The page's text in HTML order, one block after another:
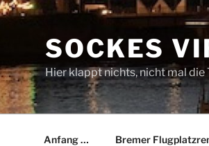
SOCKES
Hier klappt nichts, nicht mal die
Anfang … Bremer